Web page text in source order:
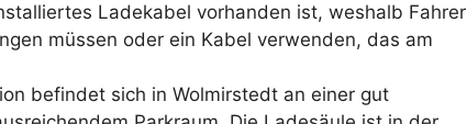
Ladekabel vorhanden ist, weshalb Fahrer
müssen oder ein Kabel verwenden, das am
befindet sich in Wolmirstedt an einer gut